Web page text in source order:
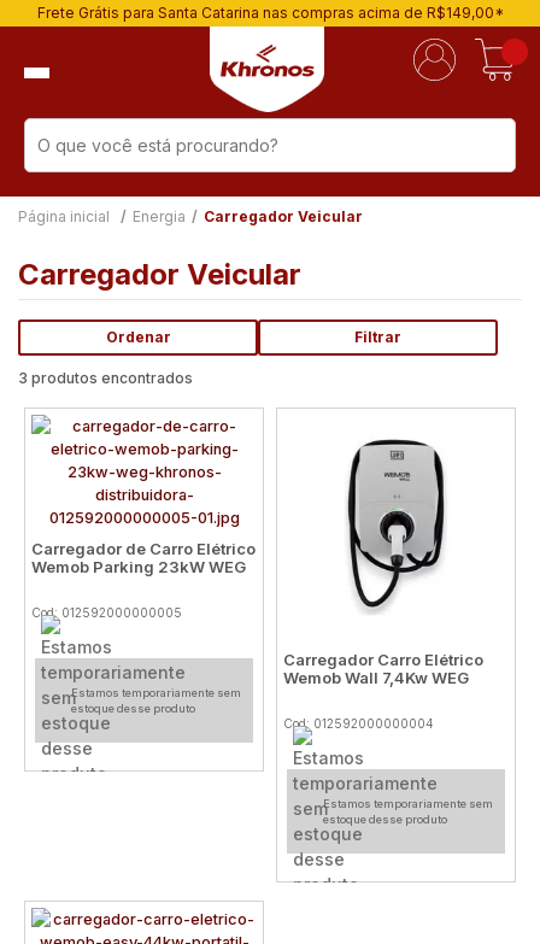
Frete Grátis para Santa Catarina nas compras acima de R$149,00*
Página inicial Energia Carregador Veicular
Carregador Veicular
Ordenar Filtrar
3 produtos encontrados
Carregador de Carro Elétrico
Wemob Parking 23kW WEG
Cod: 012592000000005
Estamos temporariamente sem
estoque desse produto
Carregador Carro Elétrico
Wemob Wall 7,4Kw WEG
Cod: 012592000000004
Estamos temporariamente sem
estoque desse produto